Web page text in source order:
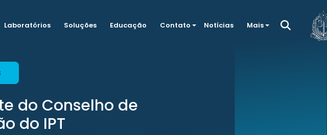
Laboratórios Soluções Educação Contato Notícias Mais
do Conselho de
do IPT